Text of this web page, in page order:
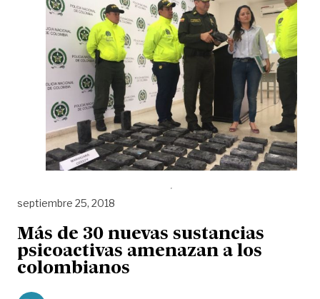
septiembre 25, 2018
Más de 30 nuevas sustancias
psicoactivas amenazan a los
colombianos